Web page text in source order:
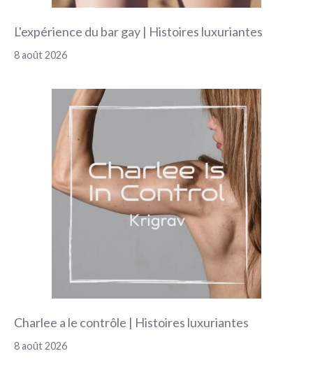
L'expérience du bar gay | Histoires luxuriantes
8 août 2026
Charlee a le contrôle | Histoires luxuriantes
8 août 2026